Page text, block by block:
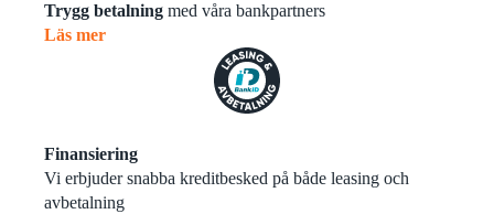
Trygg betalning med våra bankpartners
Läs mer
Finansiering
Vi erbjuder snabba kreditbesked på både leasing och
avbetalning